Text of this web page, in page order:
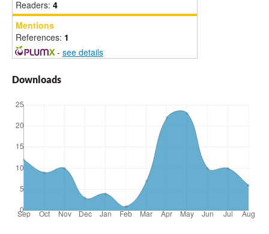
Readers: 4
Mentions
References: 1
- see details
Downloads